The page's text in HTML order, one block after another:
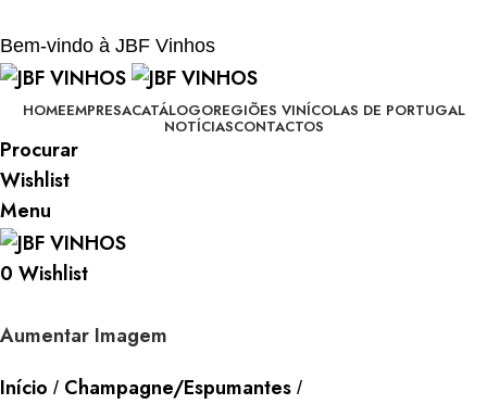
Bem-vindo à JBF Vinhos
HOMEEMPRESACATÁLOGOREGIÕES VINÍCOLAS DE PORTUGAL
NOTÍCIASCONTACTOS
Procurar
Wishlist
Menu
0 Wishlist
Aumentar Imagem
Início
Champagne/Espumantes